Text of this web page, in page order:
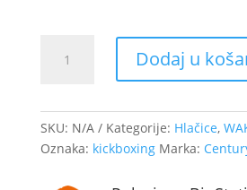
HLAČICE
COMPETITION
KOLIČINA
Dodaj u
SKU: N/A Kategorije: Hlačice,
Oznaka: kickboxing Marka: